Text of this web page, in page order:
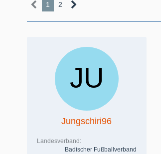
1 2
Jungschiri96
Landesverband
Badischer Fußballverband